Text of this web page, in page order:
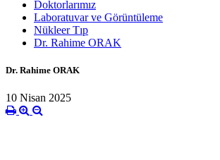
Doktorlarımız
Laboratuvar ve Görüntüleme
Nükleer Tıp
Dr. Rahime ORAK
Dr. Rahime ORAK
10 Nisan 2025